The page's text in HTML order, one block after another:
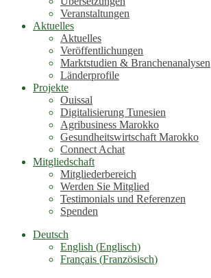
Veranstaltungen
Aktuelles
Aktuelles
Veröffentlichungen
Marktstudien & Branchenanalysen
Länderprofile
Projekte
Ouissal
Digitalisierung Tunesien
Agribusiness Marokko
Gesundheitswirtschaft Marokko
Connect Achat
Mitgliedschaft
Mitgliederbereich
Werden Sie Mitglied
Testimonials und Referenzen
Spenden
Deutsch
English (Englisch)
Français (Französisch)